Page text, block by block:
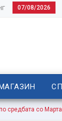
07/08/2026
средбата со